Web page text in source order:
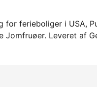
for ferieboliger i USA,
Jomfruøer. Leveret af